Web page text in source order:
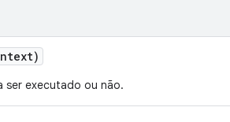
ser executado ou não.